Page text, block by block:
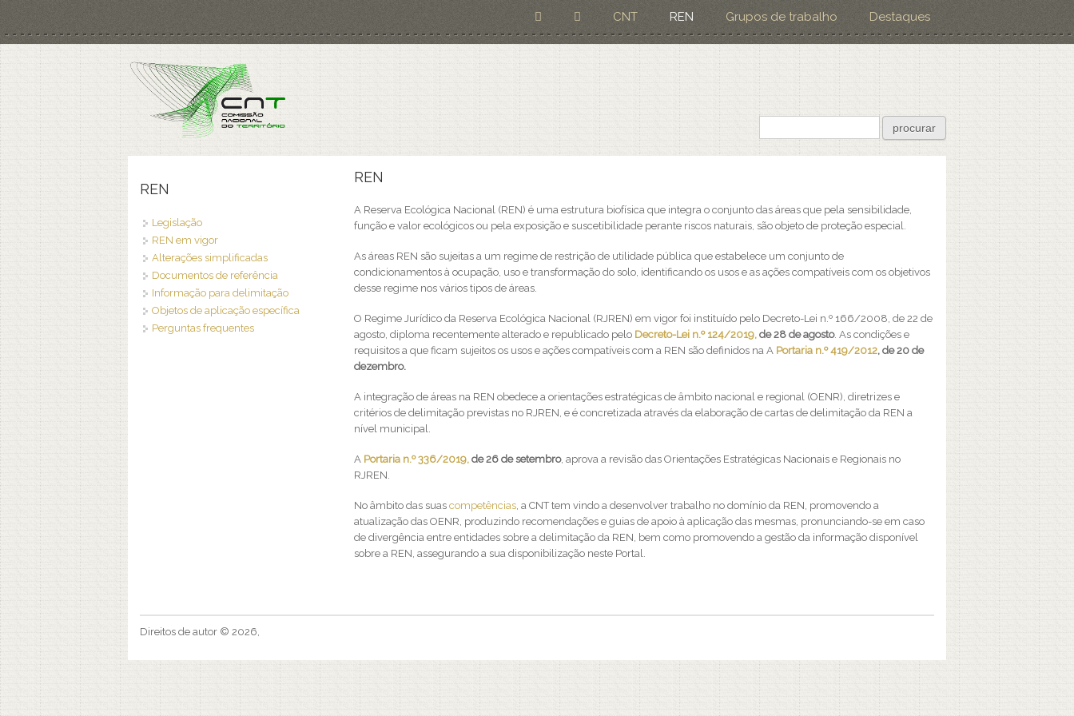
CNT REN Grupos de trabalho Destaques
Formulário de pesquisa
Está aqui
REN
A Reserva Ecológica Nacional (REN) é uma estrutura biofísica que integra o conjunto das áreas que pela sensibilidade,
função e valor ecológicos ou pela exposição e suscetibilidade perante riscos naturais, são objeto de proteção especial.
As áreas REN são sujeitas a um regime de restrição de utilidade pública que estabelece um conjunto de
condicionamentos à ocupação, uso e transformação do solo, identificando os usos e as ações compatíveis com os objetivos
desse regime nos vários tipos de áreas.
O Regime Jurídico da Reserva Ecológica Nacional (RJREN) em vigor foi instituído pelo Decreto-Lei n.º 166/2008, de 22 de
agosto, diploma recentemente alterado e republicado pelo Decreto-Lei n.º 124/2019, de 28 de agosto. As condições e
requisitos a que ficam sujeitos os usos e ações compatíveis com a REN são definidos na A Portaria n.º 419/2012, de 20 de
dezembro.
A integração de áreas na REN obedece a orientações estratégicas de âmbito nacional e regional (OENR), diretrizes e
critérios de delimitação previstas no RJREN, e é concretizada através da elaboração de cartas de delimitação da REN a
nível municipal.
A Portaria n.º 336/2019, de 26 de setembro, aprova a revisão das Orientações Estratégicas Nacionais e Regionais no
RJREN.
No âmbito das suascompetências, a CNT tem vindo a desenvolver trabalho no domínio da REN, promovendo a
atualização das OENR, produzindo recomendações e guias de apoio à aplicação das mesmas, pronunciando-se em caso
de divergência entre entidades sobre a delimitação da REN, bem como promovendo a gestão da informação disponível
sobre a REN, assegurando a sua disponibilização neste Portal.
REN
Legislação
REN em vigor
Alterações simplificadas
Documentos de referência
Informação para delimitação
Objetos de aplicação específica
Perguntas frequentes
Direitos de autor © 2026,